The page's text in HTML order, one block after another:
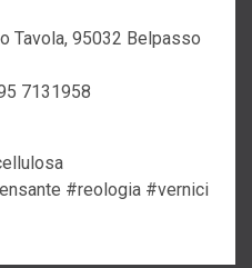
Tavola, 95032 Belpasso
7131958
#reologia #vernici